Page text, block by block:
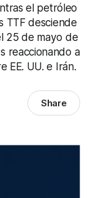
el petróleo
TTF desciende
25 de mayo de
reaccionando a
EE. UU. e Irán.
Share